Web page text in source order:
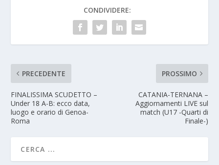
CONDIVIDERE:
PRECEDENTE
FINALISSIMA SCUDETTO –
Under 18 A-B: ecco data,
luogo e orario di Genoa-
Roma
PROSSIMO
CATANIA-TERNANA –
Aggiornamenti LIVE sul
match (U17 -Quarti di
Finale-)